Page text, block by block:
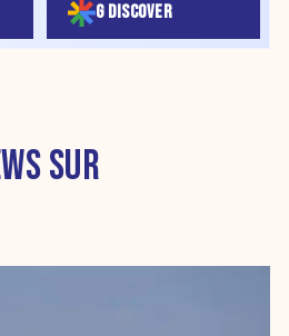
G DISCOVER
SUR